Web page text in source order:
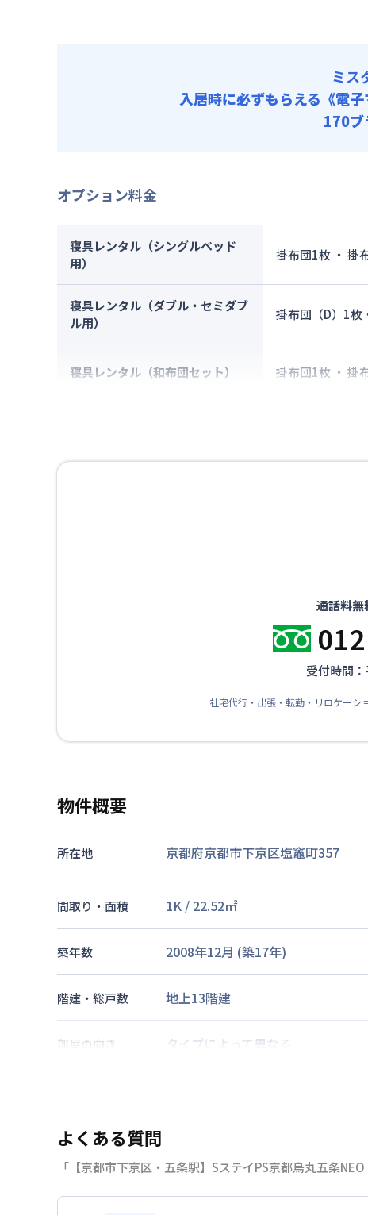
ミス
入居時に必ずもらえる 《電
170ブ
オプション料金
寝具レンタル（シングルベッド
用）
掛布団1枚 ・ 掛
寝具レンタル（ダブル・セミダブ
ル用）
掛布団（D）1枚
寝具レンタル（和布団セット） 掛布団1枚 ・ 掛
通話料無
受付時間
社宅代行・出張・転勤・リロケー
物件概要
所在地 京都府京都市下京区塩竈町357
間取り・面積 1K / 22.52㎡
築年数 2008年12月 (築17年)
階建・総戸数 地上13階建
部屋の向き タイプによって異なる
駐車場 なし
よくある質問
「【京都市下京区・五条駅】SステイPS京都烏丸五条